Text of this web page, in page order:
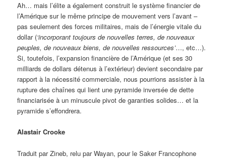
Ah… mais l’élite a également construit le système financier de
l’Amérique sur le même principe de mouvement vers l’avant –
pas seulement des forces militaires, mais de l’énergie vitale du
dollar (‘incorporant toujours de nouvelles terres, de nouveaux
peuples, de nouveaux biens, de nouvelles ressources’…, etc…).
Si, toutefois, l’expansion financière de l’Amérique (et ses 30
milliards de dollars détenus à l’extérieur) devient secondaire par
rapport à la nécessité commerciale, nous pourrions assister à la
rupture des chaînes qui lient une pyramide inversée de dette
financiarisée à un minuscule pivot de garanties solides… et la
pyramide s’effondrera.
Alastair Crooke
Traduit par Zineb, relu par Wayan, pour le Saker Francophone